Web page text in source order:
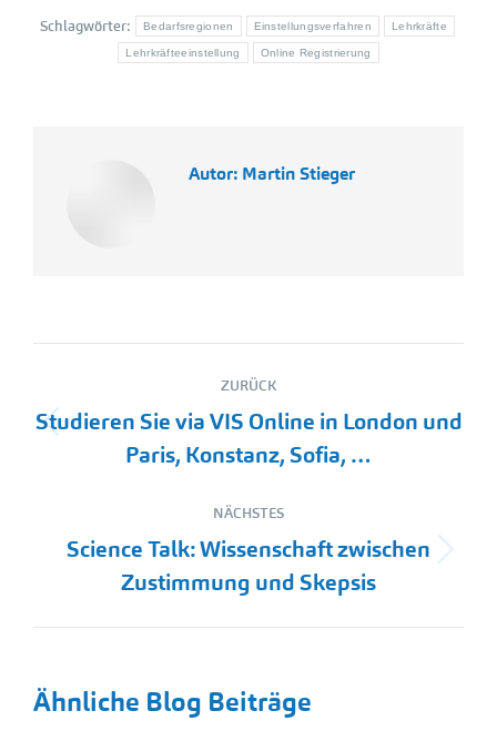
Schlagwörter: Bedarfsregionen Einstellungsverfahren Lehrkräfte
Lehrkräfteeinstellung Online Registrierung
Autor: Martin Stieger
Kommentarnavigation
ZURÜCK
Vorheriger
Beitrag:
Studieren Sie via VIS Online in London und
Paris, Konstanz, Sofia, …
NÄCHSTES
Nächster
Beitrag:
Science Talk: Wissenschaft zwischen
Zustimmung und Skepsis
Ähnliche Blog Beiträge